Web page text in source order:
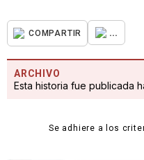
COMPARTIR ...
ARCHIVO
Esta historia fue publicada
Se adhiere a los